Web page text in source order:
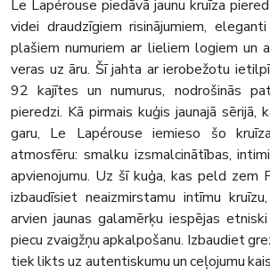
Le Lapérouse piedāvā jaunu kruīza
videi draudzīgiem risinājumiem,
plašiem numuriem ar lieliem logiem un
veras uz āru. Šī jahta ar ierobežotu
92 kajītes un numurus, nodrošinās
pieredzi. Kā pirmais kuģis jaunajā sērijā,
garu, Le Lapérouse iemieso šo
atmosfēru: smalku izsmalcinātības,
apvienojumu. Uz šī kuģa, kas peld zem
izbaudīsiet neaizmirstamu intīmu
arvien jaunas galamērķu iespējas
piecu zvaigžņu apkalpošanu. Izbaudiet
tiek likts uz autentiskumu un ceļojumu